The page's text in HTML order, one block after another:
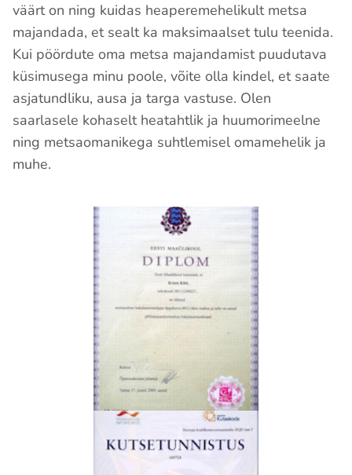
väärt on ning kuidas heaperemehelikult metsa
majandada, et sealt ka maksimaalset tulu teenida.
Kui pöördute oma metsa majandamist puudutava
küsimusega minu poole, võite olla kindel, et saate
asjatundliku, ausa ja targa vastuse. Olen
saarlasele kohaselt heatahtlik ja huumorimeelne
ning metsaomanikega suhtlemisel omamehelik ja
muhe.